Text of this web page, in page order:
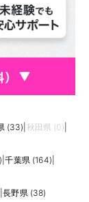
(33) 秋田県 (0)
|千葉県 (164)
|長野県 (38)